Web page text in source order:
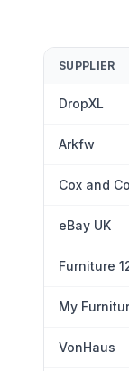
SUPPLIER
DropXL
Arkfw
Cox and
eBay UK
Furniture
My
VonHaus